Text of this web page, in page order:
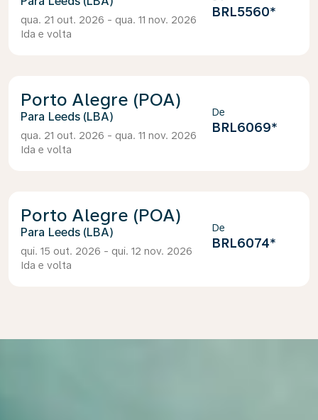
qua. 21 out. 2026 - qua. 11 nov. 2026
Ida e volta
BRL5560*
Porto Alegre (POA)
Leeds (LBA)
qua. 21 out. 2026 - qua. 11 nov. 2026
Ida e volta
De
BRL6069*
Porto Alegre (POA)
Leeds (LBA)
qui. 15 out. 2026 - qui. 12 nov. 2026
Ida e volta
De
BRL6074*